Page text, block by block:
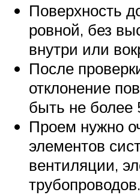
Поверхность
ровной, без
внутри или
После
отклонение
быть не более
Проем нужно
элементов
вентиляции,
трубопроводов.